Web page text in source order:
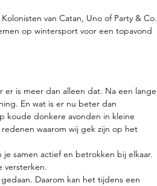
van Catan, Uno of Party & Co.
op wintersport voor een topavond
er is meer dan alleen dat. Na een lange
En wat is er nu beter dan
koude donkere avonden in kleine
waarom wij gek zijn op het
samen actief en betrokken bij elkaar.
versterken.
Daarom kan het tijdens een